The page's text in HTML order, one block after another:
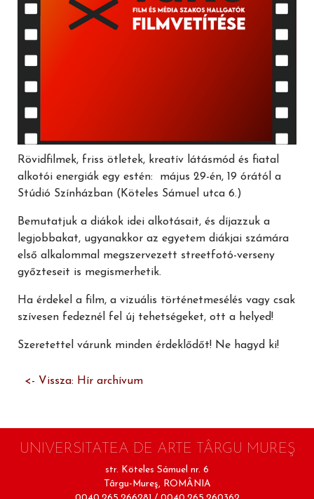
Rövidfilmek, friss ötletek, kreatív látásmód és fiatal
alkotói energiák egy estén: május 29-én, 19 órától a
Stúdió Színházban (Köteles Sámuel utca 6.)
Bemutatjuk a diákok idei alkotásait, és díjazzuk a
legjobbakat, ugyanakkor az egyetem diákjai számára
első alkalommal megszervezett streetfotó-verseny
győzteseit is megismerhetik.
Ha érdekel a film, a vizuális történetmesélés vagy csak
szívesen fedeznél fel új tehetségeket, ott a helyed!
Szeretettel várunk minden érdeklődőt! Ne hagyd ki!
<- Vissza: Hír archívum
UNIVERSITATEA DE ARTE TÂRGU MUREŞ
str. Köteles Sámuel nr. 6
Târgu-Mureş, ROMÂNIA